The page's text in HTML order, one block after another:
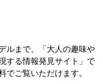
ルまで、「大人の趣味や
する情報発見サイト」で
でご覧いただけます。